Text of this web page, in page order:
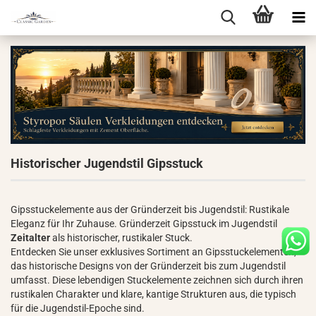
Historischer Jugendstil Gipsstuck
Gipsstuckelemente aus der Gründerzeit bis Jugendstil: Rustikale
Eleganz für Ihr Zuhause. Gründerzeit Gipsstuck im Jugendstil
Zeitalterals historischer, rustikaler Stuck.
Entdecken Sie unser exklusives Sortiment an Gipsstuckelementen,
das historische Designs von der Gründerzeit bis zum Jugendstil
umfasst. Diese lebendigen Stuckelemente zeichnen sich durch ihren
rustikalen Charakter und klare, kantige Strukturen aus, die typisch
für die Jugendstil-Epoche sind.